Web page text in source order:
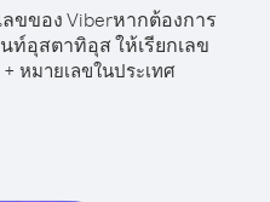
ขของ Viberหากต้องการ
ท์อุสตาทิอุส ให้เรียกเลข
+ หมายเลขในประเทศ